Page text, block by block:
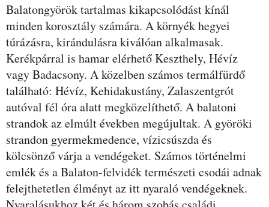
Leírás
Balatongyörök tartalmas kikapcsolódást kínál
minden korosztály számára. A környék hegyei
túrázásra, kirándulásra kiválóan alkalmasak.
Kerékpárral is hamar elérhető Keszthely, Hévíz
vagy Badacsony. A közelben számos termálfürdő
található: Hévíz, Kehidakustány, Zalaszentgrót
autóval fél óra alatt megközelíthető. A balatoni
strandok az elmúlt években megújultak. A györöki
strandon gyermekmedence, vízicsúszda és
kölcsönző várja a vendégeket. Számos történelmi
emlék és a Balaton-felvidék természeti csodái adnak
felejthetetlen élményt az itt nyaraló vendégeknek.